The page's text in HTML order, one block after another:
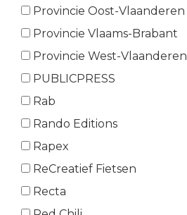
Provincie Oost-Vlaanderen
Provincie Vlaams-Brabant
Provincie West-Vlaanderen
PUBLICPRESS
Rab
Rando Editions
Rapex
ReCreatief Fietsen
Recta